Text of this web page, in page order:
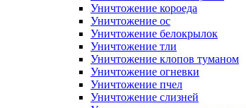
Уничтожение короеда
Уничтожение ос
Уничтожение белокрылок
Уничтожение тли
Уничтожение клопов туманом
Уничтожение огневки
Уничтожение пчел
Уничтожение слизней